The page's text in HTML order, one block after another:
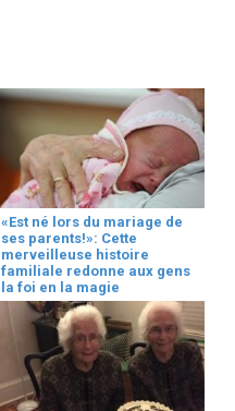
«Est né lors du mariage de
ses parents!»: Cette
merveilleuse histoire
familiale redonne aux gens
la foi en la magie